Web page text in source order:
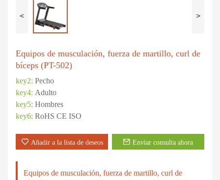
< >
Equipos de musculación, fuerza de martillo, curl de
bíceps (PT-502)
key2: Pecho
key4: Adulto
key5: Hombres
key6: RoHS CE ISO
Añadir a la lista de deseos Enviar consulta ahora
Equipos de musculación, fuerza de martillo, curl de